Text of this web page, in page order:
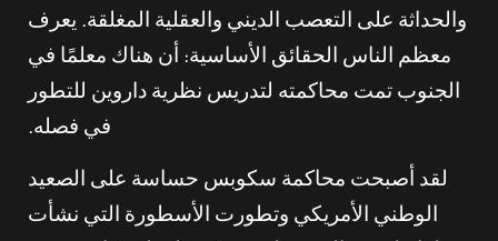
والحداثة على التعصب الديني والعقلية المغلقة. يعرف
معظم الناس الحقائق الأساسية: أن هناك معلمًا في
الجنوب تمت محاكمته لتدريس نظرية داروين للتطور
في فصله.
لقد أصبحت محاكمة سكوبس حساسة على الصعيد
الوطني الأمريكي وتطورت الأسطورة التي نشأت